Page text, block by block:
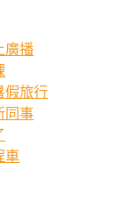
廣播
假旅行
同事
車